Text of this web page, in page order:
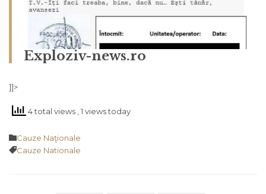
Exploziv-news.ro
]]>
4 total views , 1 views today
Category
Cauze Naţionale
Tags
Cauze Nationale